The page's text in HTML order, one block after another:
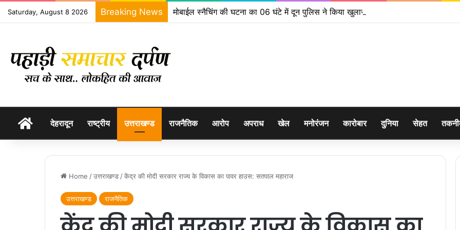
Saturday, August 8 2026 Breaking News मोबाईल स्नैचिंग की घटना का 06 घंटे में दून पुलिस ने किया खुलासा
होम देहरादून राष्ट्रीय उत्तराखण्ड राजनैतिक आरोप अपराध खेल मनोरंजन कारोबार दुनिया सेहत
Home /उत्तराखण्ड /केंद्र की मोदी सरकार राज्य के विकास का पावर हाउस: सतपाल महाराज
उत्तराखण्ड राजनैतिक